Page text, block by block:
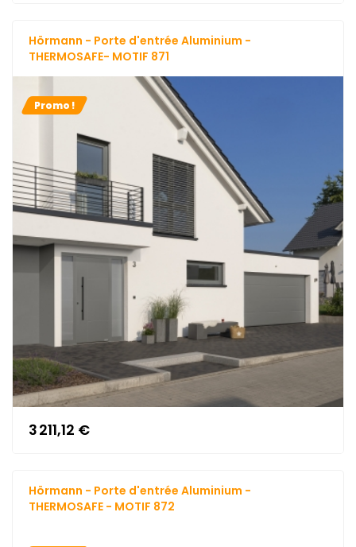
Hörmann - Porte d'entrée Aluminium -
THERMOSAFE- MOTIF 871
Promo !
3 211,12 €
Hörmann - Porte d'entrée Aluminium -
THERMOSAFE - MOTIF 872